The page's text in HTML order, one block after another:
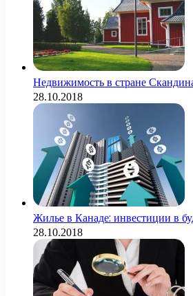
Недвижимость в стране
28.10.2018
Жилье в Канаде: инвестиции в
28.10.2018